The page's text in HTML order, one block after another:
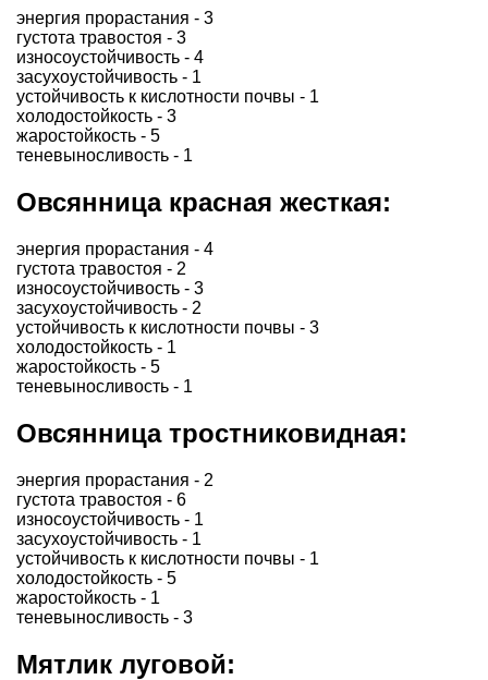
энергия прорастания - 3
густота травостоя - 3
износоустойчивость - 4
засухоустойчивость - 1
устойчивость к кислотности почвы - 1
холодостойкость - 3
жаростойкость - 5
теневыносливость - 1
Овсянница красная жесткая:
энергия прорастания - 4
густота травостоя - 2
износоустойчивость - 3
засухоустойчивость - 2
устойчивость к кислотности почвы - 3
холодостойкость - 1
жаростойкость - 5
теневыносливость - 1
Овсянница тростниковидная:
энергия прорастания - 2
густота травостоя - 6
износоустойчивость - 1
засухоустойчивость - 1
устойчивость к кислотности почвы - 1
холодостойкость - 5
жаростойкость - 1
теневыносливость - 3
Мятлик луговой: